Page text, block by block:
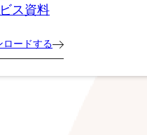
ス資料
ロードする